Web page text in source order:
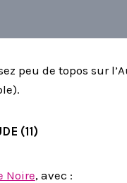
peu de topos sur
(11)
Noire, avec :